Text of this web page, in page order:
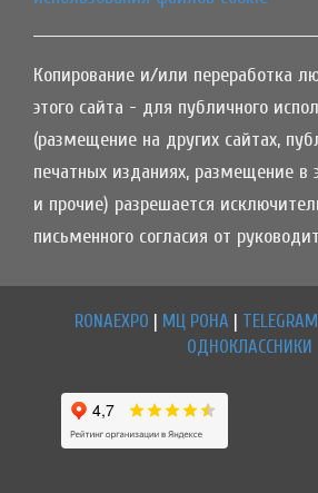
Копирование и/или переработка
этого сайта - для публичного
(размещение на других сайтах,
печатных изданиях, размещение в
и прочие) разрешается
письменного согласия от
RONAEXPO | МЦ РОНА | TELEGRAM
ОДНОКЛАССНИКИ